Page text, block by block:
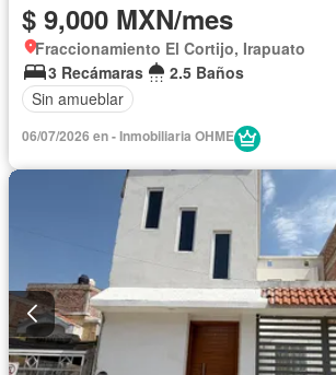
$ 9,000 MXN/mes
Fraccionamiento El Cortijo, Irapuato
3 Recámaras
2.5 Baños
Sin amueblar
06/07/2026 en - Inmobiliaria OHME